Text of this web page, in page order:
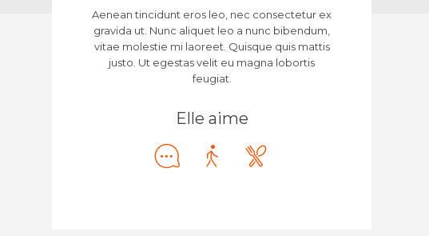
Aenean tincidunt eros leo, nec consectetur ex
gravida ut. Nunc aliquet leo a nunc bibendum,
vitae molestie mi laoreet. Quisque quis mattis
justo. Ut egestas velit eu magna lobortis
feugiat.
Elle aime